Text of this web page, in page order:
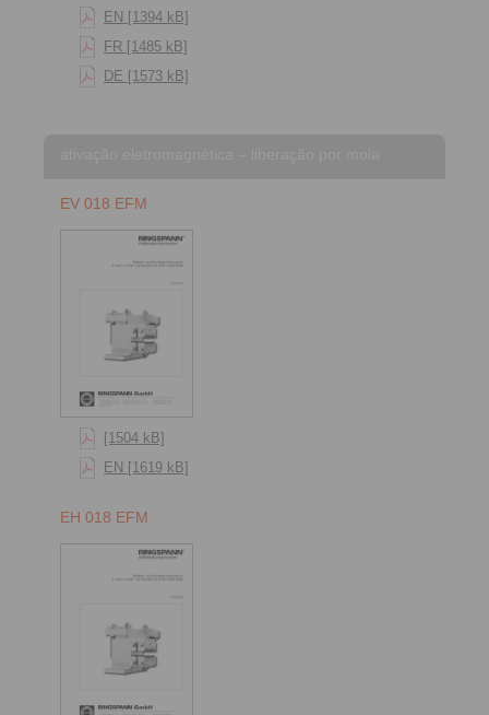
EN [1394 kB]
FR [1485 kB]
DE [1573 kB]
EV 018 EFM
[1504 kB]
EN [1619 kB]
EH 018 EFM